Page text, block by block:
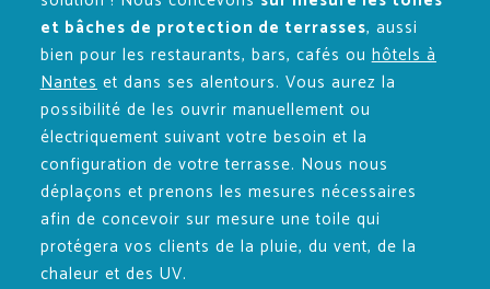
et bâches de protection de terrasses, aussi
bien pour les restaurants, bars, cafés ouhôtels à
Nanteset dans ses alentours. Vous aurez la
possibilité de les ouvrir manuellement ou
électriquement suivant votre besoin et la
configuration de votre terrasse. Nous nous
déplaçons et prenons les mesures nécessaires
afin de concevoir sur mesure une toile qui
protégera vos clients de la pluie, du vent, de la
chaleur et des UV.